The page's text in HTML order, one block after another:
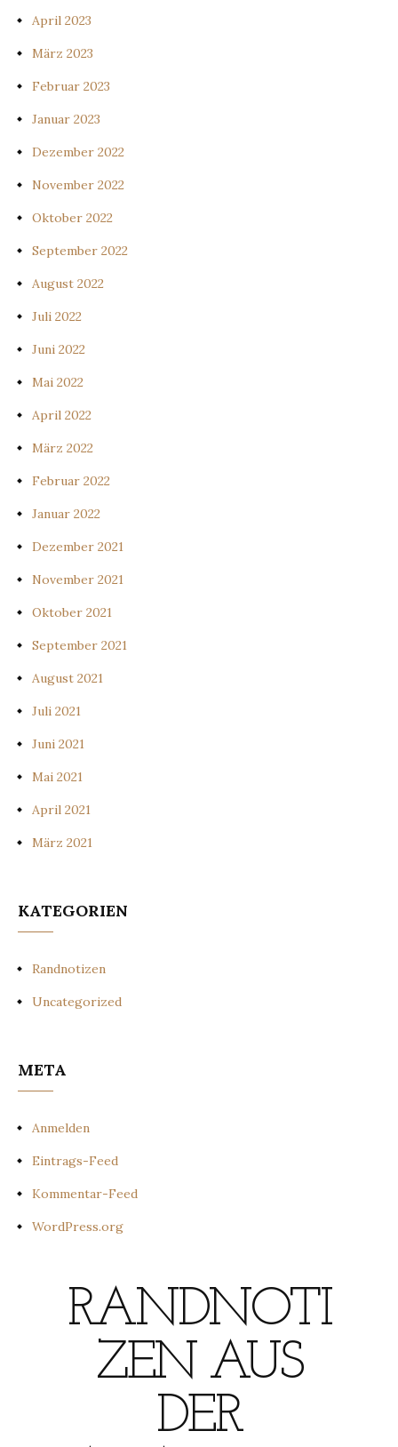
April 2023
März 2023
Februar 2023
Januar 2023
Dezember 2022
November 2022
Oktober 2022
September 2022
August 2022
Juli 2022
Juni 2022
Mai 2022
April 2022
März 2022
Februar 2022
Januar 2022
Dezember 2021
November 2021
Oktober 2021
September 2021
August 2021
Juli 2021
Juni 2021
Mai 2021
April 2021
März 2021
KATEGORIEN
Randnotizen
Uncategorized
META
Anmelden
Eintrags-Feed
Kommentar-Feed
WordPress.org
RANDNOTI
ZEN AUS
DER